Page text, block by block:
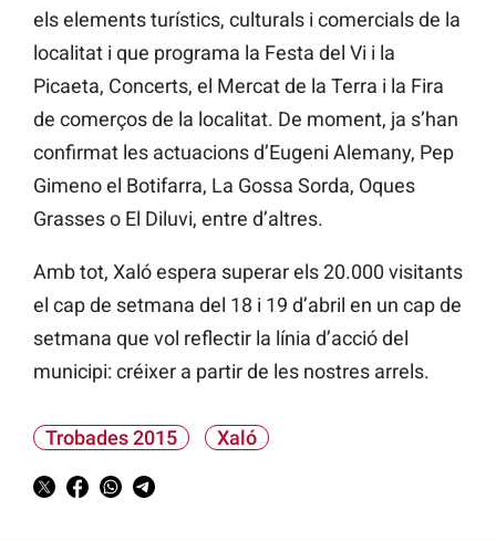
els elements turístics, culturals i comercials de la
localitat i que programa la Festa del Vi i la
Picaeta, Concerts, el Mercat de la Terra i la Fira
de comerços de la localitat. De moment, ja s’han
confirmat les actuacions d’Eugeni Alemany, Pep
Gimeno el Botifarra, La Gossa Sorda, Oques
Grasses o El Diluvi, entre d’altres.
Amb tot, Xaló espera superar els 20.000 visitants
el cap de setmana del 18 i 19 d’abril en un cap de
setmana que vol reflectir la línia d’acció del
municipi: créixer a partir de les nostres arrels.
Trobades 2015 Xaló